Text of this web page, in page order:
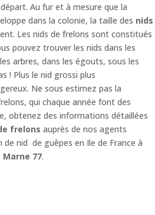
Au fur et à mesure que la
dans la colonie, la taille des nids
Les nids de frelons sont constitués
pouvez trouver les nids dans les
arbres, dans les égouts, sous les
! Plus le nid grossi plus
Ne sous estimez pas la
qui chaque année font des
obtenez des informations détaillées
frelons auprès de nos agents
nid de guêpes en Ile de France à
Marne 77.